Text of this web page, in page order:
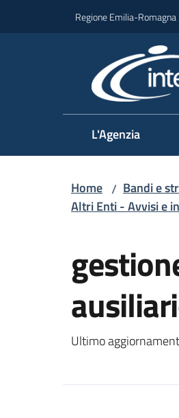
Regione Emilia-Romagna
L'Agenzia
Home / Bandi e
Altri Enti - Avvisi e
Ultimo